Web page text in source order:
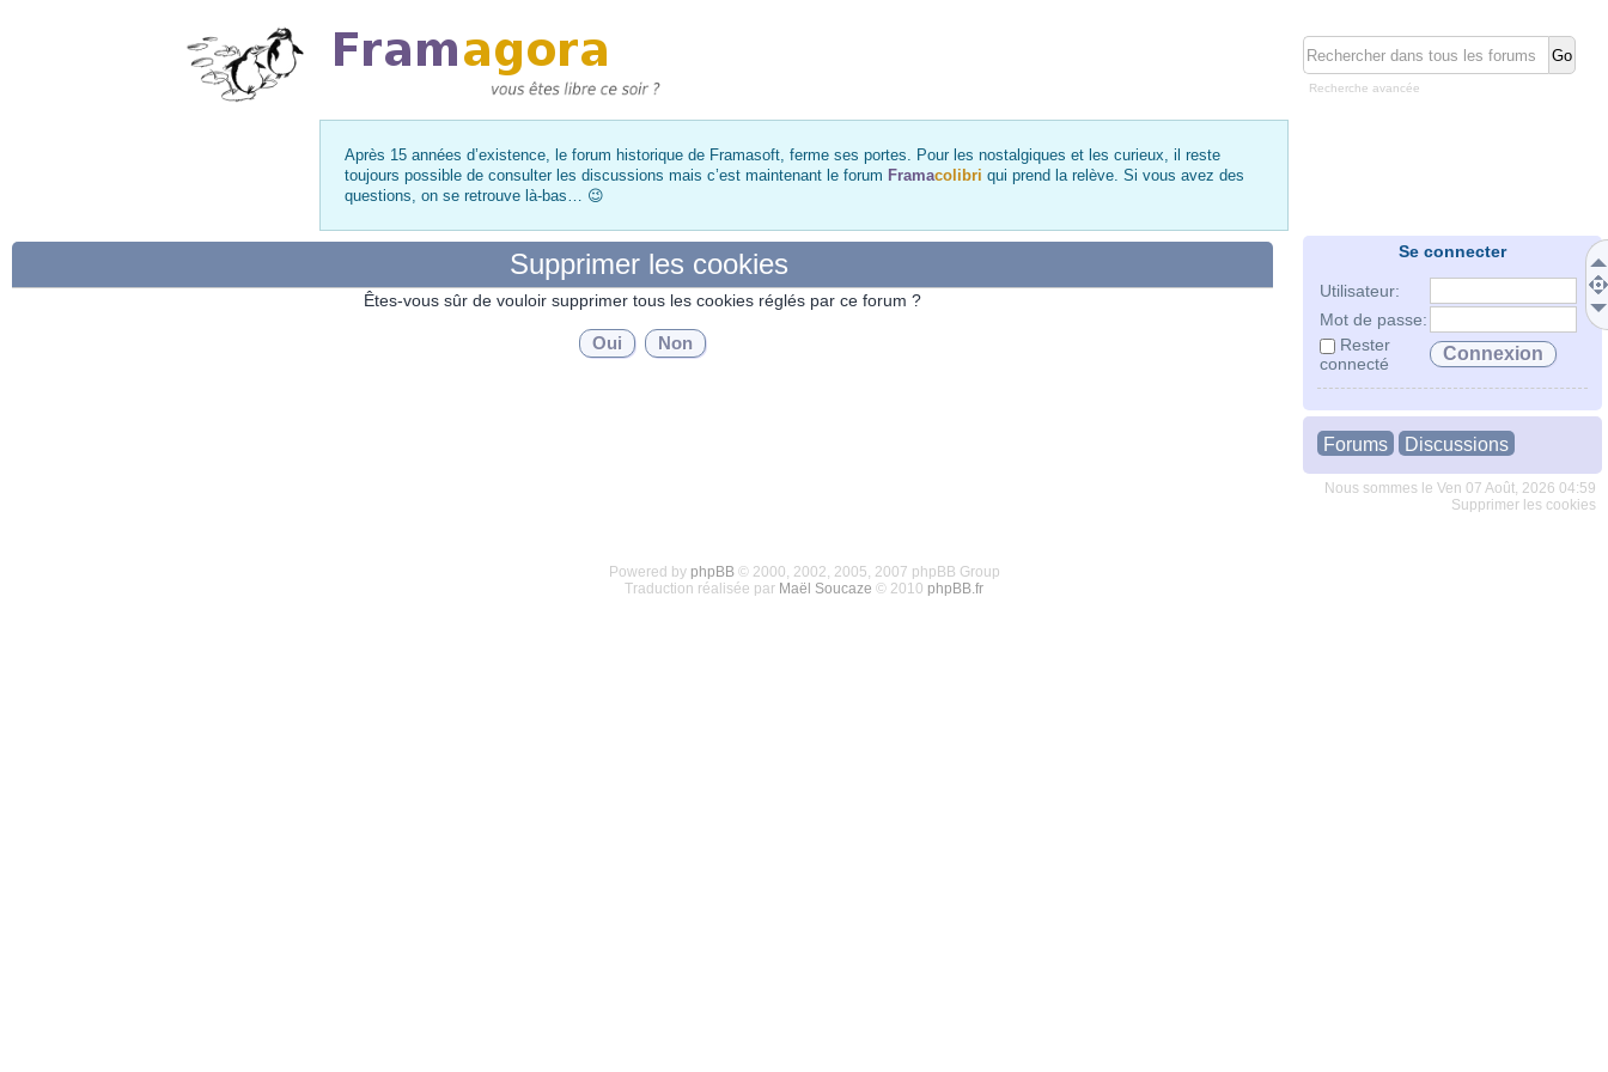
Recherche avancée
Après 15 années d’existence, le forum historique de Framasoft, ferme ses portes. Pour les nostalgiques et les curieux, il reste
toujours possible de consulter les discussions mais c’est maintenant le forum Framacolibri qui prend la relève. Si vous avez des
questions, on se retrouve là-bas… 😉
Se connecter
Utilisateur:
Mot de passe:
Rester
connecté
Forums Discussions
Nous sommes le Ven 07 Août, 2026 04:59
Supprimer les cookies
Supprimer les cookies
Êtes-vous sûr de vouloir supprimer tous les cookies réglés par ce forum ?
Powered by phpBB© 2000, 2002, 2005, 2007 phpBB Group
Traduction réalisée par Maël Soucaze © 2010 phpBB.fr